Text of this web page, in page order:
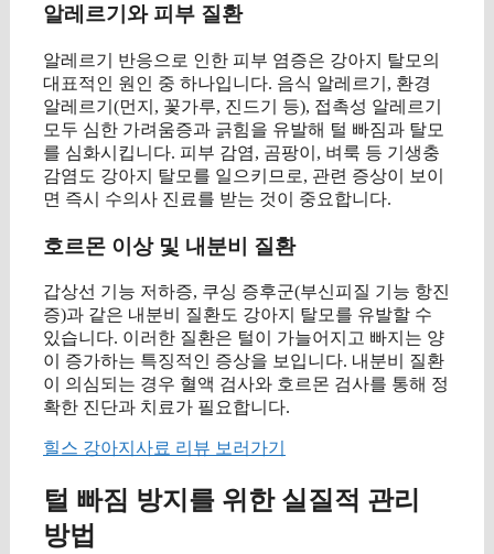
알레르기와 피부 질환
알레르기 반응으로 인한 피부 염증은 강아지 탈모의
대표적인 원인 중 하나입니다. 음식 알레르기, 환경
알레르기(먼지, 꽃가루, 진드기 등), 접촉성 알레르기
모두 심한 가려움증과 긁힘을 유발해 털 빠짐과 탈모
를 심화시킵니다. 피부 감염, 곰팡이, 벼룩 등 기생충
감염도 강아지 탈모를 일으키므로, 관련 증상이 보이
면 즉시 수의사 진료를 받는 것이 중요합니다.
호르몬 이상 및 내분비 질환
갑상선 기능 저하증, 쿠싱 증후군(부신피질 기능 항진
증)과 같은 내분비 질환도 강아지 탈모를 유발할 수
있습니다. 이러한 질환은 털이 가늘어지고 빠지는 양
이 증가하는 특징적인 증상을 보입니다. 내분비 질환
이 의심되는 경우 혈액 검사와 호르몬 검사를 통해 정
확한 진단과 치료가 필요합니다.
힐스 강아지사료 리뷰 보러가기
털 빠짐 방지를 위한 실질적 관리
방법